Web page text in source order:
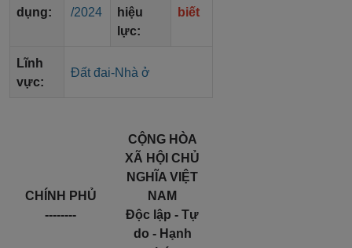
dụng:
/2024
hiệu
lực:
biết
Lĩnh
vực:
Đất đai-Nhà ở
CHÍNH PHỦ
--------
CỘNG HÒA
XÃ HỘI CHỦ
NGHĨA VIỆT
NAM
Độc lập - Tự
do - Hạnh